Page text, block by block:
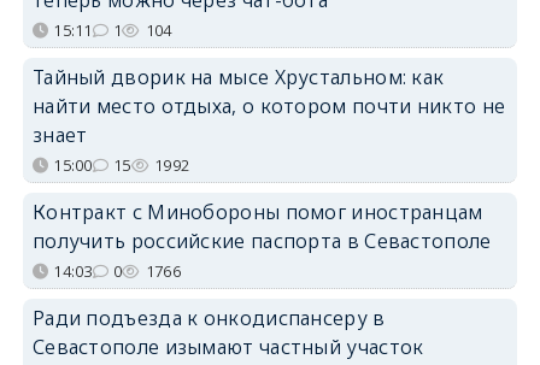
15:11 1 104
Тайный дворик на мысе Хрустальном: как
найти место отдыха, о котором почти никто не
знает
15:00 15 1992
Контракт с Минобороны помог иностранцам
получить российские паспорта в Севастополе
14:03 0 1766
Ради подъезда к онкодиспансеру в
Севастополе изымают частный участок